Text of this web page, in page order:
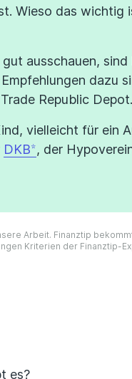
Wieso das wichtig
ausschauen,
dazu
Republic Depot.
vielleicht für ein
DKB , der
Arbeit. Finanztip
Kriterien der Finanztip-
es?